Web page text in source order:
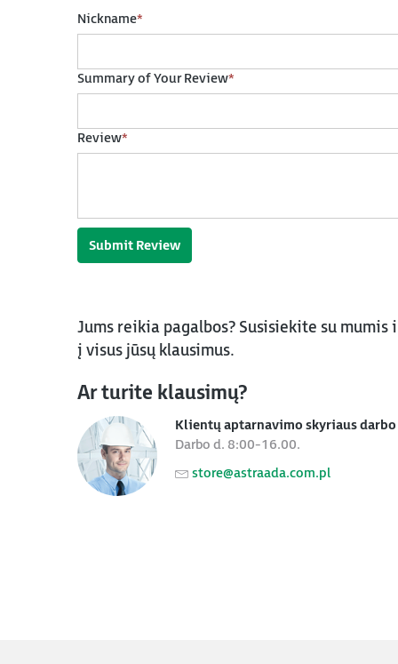
*
Nickname
*
Summary of Your Review
*
Review
Submit Review
Jums reikia pagalbos? Susisiekite su mumis
į visus jūsų klausimus.
Ar turite klausimų?
Klientų aptarnavimo skyriaus
Darbo d. 8:00-16.00.
store@astraada.com.pl